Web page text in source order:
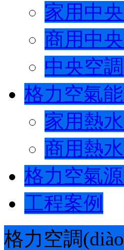
家用中
商用中
中央空
格力空氣
家用熱
商用熱
格力空氣
工程案例
格力空調